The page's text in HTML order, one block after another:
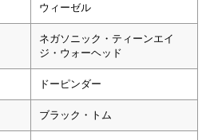
ウィーゼル
ネガソニック・ティーンエイ
ジ・ウォーヘッド
ドーピンダー
ブラック・トム